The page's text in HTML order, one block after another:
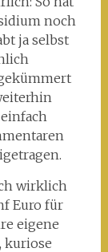
noch
ja selbst
wirklich
Euro für
eigene
kuriose